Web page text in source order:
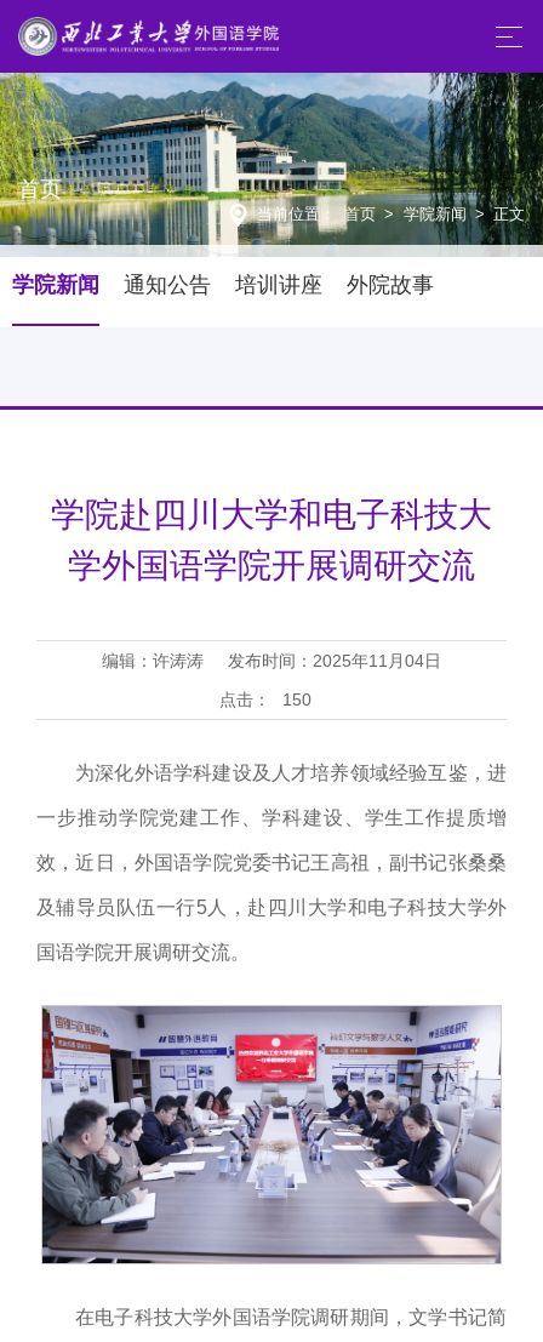
首页
当前位置： 首页 > 学院新闻 > 正文
学院新闻 通知公告 培训讲座 外院故事
学院赴四川大学和电子科技大
学外国语学院开展调研交流
编辑：许涛涛
发布时间：2025年11月04日
点击：
150
为深化外语学科建设及人才培养领域经验互鉴，进
一步推动学院党建工作、学科建设、学生工作提质增
效，近日，外国语学院党委书记王高祖，副书记张桑桑
及辅导员队伍一行5人，赴四川大学和电子科技大学外
国语学院开展调研交流。
在电子科技大学外国语学院调研期间，文学书记简